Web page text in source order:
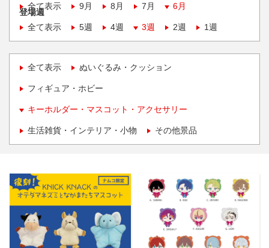
全て表示
9月 8月 7月 6月
登場週
全て表示
5週 4週 3週 2週 1週
全て表示 ぬいぐるみ・クッション
フィギュア・ホビー
キーホルダー・マスコット・アクセサリー
生活雑貨・インテリア・小物 その他景品